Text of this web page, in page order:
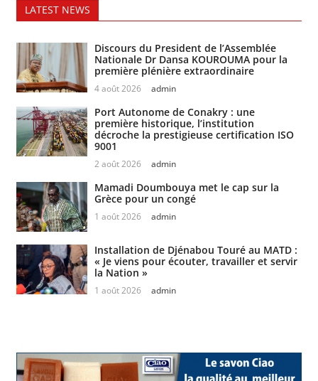
LATEST NEWS
Discours du President de l’Assemblée
Nationale Dr Dansa KOUROUMA pour la
première plénière extraordinaire
4 août 2026 admin
Port Autonome de Conakry : une
première historique, l’institution
décroche la prestigieuse certification ISO
9001
2 août 2026 admin
Mamadi Doumbouya met le cap sur la
Grèce pour un congé
1 août 2026 admin
Installation de Djénabou Touré au MATD :
« Je viens pour écouter, travailler et servir
la Nation »
1 août 2026 admin